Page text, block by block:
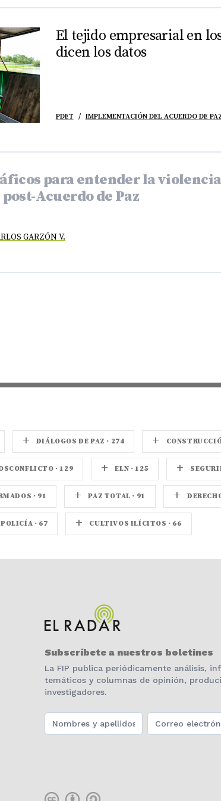
El tejido empresarial en
dicen los datos
PDET IMPLEMENTACIÓN DEL ACUERDO DE
para entender la
Acuerdo de Paz
GARZÓN V.
+ DIÁLOGOS DE PAZ · 274 +
· 129 + ELN · 125 +
· 91 + PAZ TOTAL · 91 +
· 67 + CULTIVOS ILÍCITOS · 66
Subscríbete a nuestros boletines
La FIP publica periódicamente análisis,
temáticos y columnas de opinión,
investigadores.